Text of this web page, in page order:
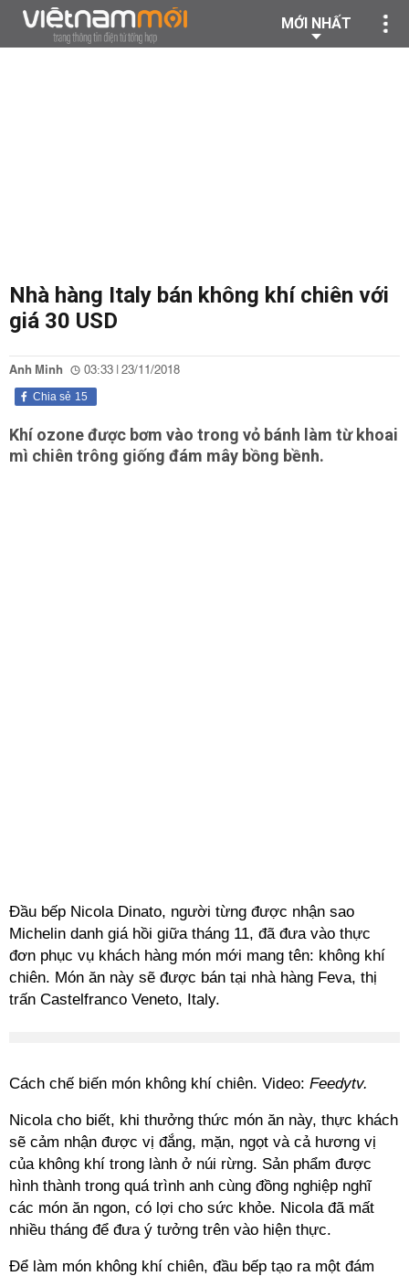
MỚI NHẤT
Nhà hàng Italy bán không khí chiên với
giá 30 USD
Anh Minh 03:33 | 23/11/2018
15
Chia sẻ
Khí ozone được bơm vào trong vỏ bánh làm từ khoai
mì chiên trông giống đám mây bồng bềnh.
Đầu bếp Nicola Dinato, người từng được nhận sao
Michelin danh giá hồi giữa tháng 11, đã đưa vào thực
đơn phục vụ khách hàng món mới mang tên: không khí
chiên. Món ăn này sẽ được bán tại nhà hàng Feva, thị
trấn Castelfranco Veneto, Italy.
Cách chế biến món không khí chiên. Video: Feedytv.
Nicola cho biết, khi thưởng thức món ăn này, thực khách
sẽ cảm nhận được vị đắng, mặn, ngọt và cả hương vị
của không khí trong lành ở núi rừng. Sản phẩm được
hình thành trong quá trình anh cùng đồng nghiệp nghĩ
các món ăn ngon, có lợi cho sức khỏe. Nicola đã mất
nhiều tháng để đưa ý tưởng trên vào hiện thực.
Để làm món không khí chiên, đầu bếp tạo ra một đám